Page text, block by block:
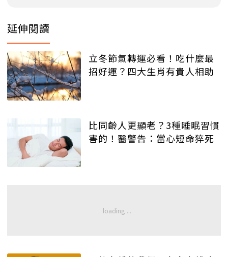
延伸閱讀
立冬節氣轉運必看！吃什麼最
招好運？四大生肖有貴人相助
比同齡人更顯老？3種睡眠習慣
害的！醫警告：當心短命猝死